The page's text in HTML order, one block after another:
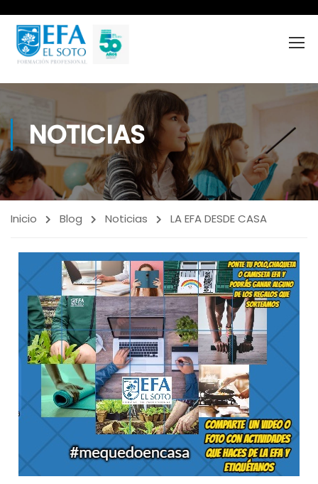
NOTICIAS
Inicio Blog Noticias LA EFA DESDE CASA